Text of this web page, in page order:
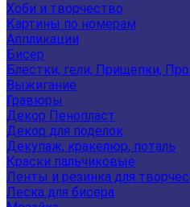
Хоби и творчество
Картины по номерам
Аппликации
Бисер
Блестки, гели, Прищепки,
Выжигание
Гравюры
Декор Пенопласт
Декор для поделок
Декупаж, кракелюр, поталь
Краски пальчиковые
Ленты и резинка для
Леска для бисера